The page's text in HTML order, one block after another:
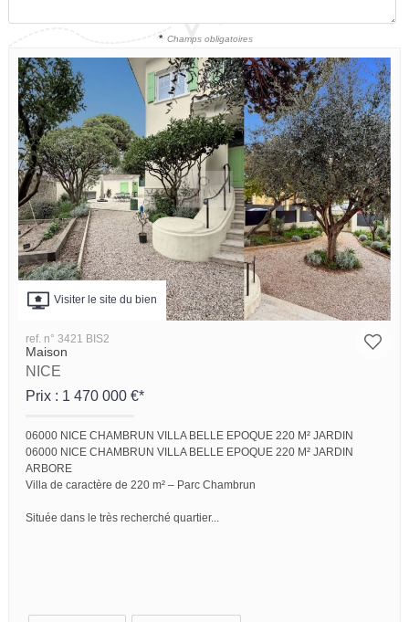
* Champs obligatoires
Visiter le site du bien
ref. n° 3421 BIS2
Maison
NICE
Prix : 1 470 000 €*
06000 NICE CHAMBRUN VILLA BELLE EPOQUE 220 M² JARDIN
06000 NICE CHAMBRUN VILLA BELLE EPOQUE 220 M² JARDIN
ARBORE
Villa de caractère de 220 m² – Parc Chambrun
Située dans le très recherché quartier...